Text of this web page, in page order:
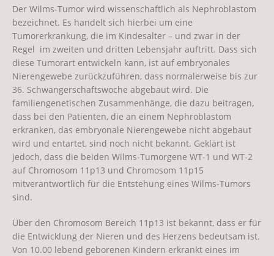
Der Wilms-Tumor wird wissenschaftlich als Nephroblastom
bezeichnet. Es handelt sich hierbei um eine
Tumorerkrankung, die im Kindesalter – und zwar in der
Regel im zweiten und dritten Lebensjahr auftritt. Dass sich
diese Tumorart entwickeln kann, ist auf embryonales
Nierengewebe zurückzuführen, dass normalerweise bis zur
36. Schwangerschaftswoche abgebaut wird. Die
familiengenetischen Zusammenhänge, die dazu beitragen,
dass bei den Patienten, die an einem Nephroblastom
erkranken, das embryonale Nierengewebe nicht abgebaut
wird und entartet, sind noch nicht bekannt. Geklärt ist
jedoch, dass die beiden Wilms-Tumorgene WT-1 und WT-2
auf Chromosom 11p13 und Chromosom 11p15
mitverantwortlich für die Entstehung eines Wilms-Tumors
sind.
Über den Chromosom Bereich 11p13 ist bekannt, dass er für
die Entwicklung der Nieren und des Herzens bedeutsam ist.
Von 10.00 lebend geborenen Kindern erkrankt eines im